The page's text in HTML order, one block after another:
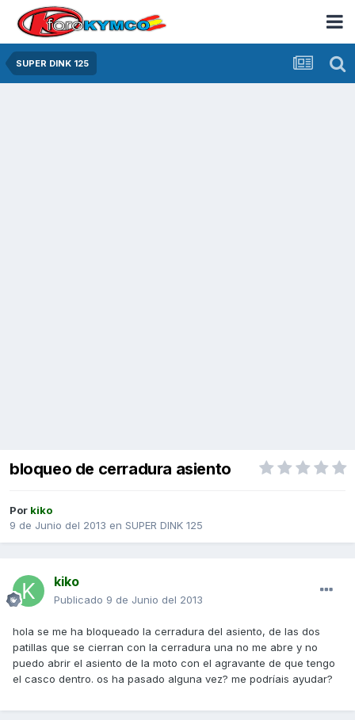
SUPER DINK 125
bloqueo de cerradura asiento
Por kiko
9 de Junio del 2013 en SUPER DINK 125
kiko
Publicado 9 de Junio del 2013
hola se me ha bloqueado la cerradura del asiento, de las dos
patillas que se cierran con la cerradura una no me abre y no
puedo abrir el asiento de la moto con el agravante de que tengo
el casco dentro. os ha pasado alguna vez? me podríais ayudar?